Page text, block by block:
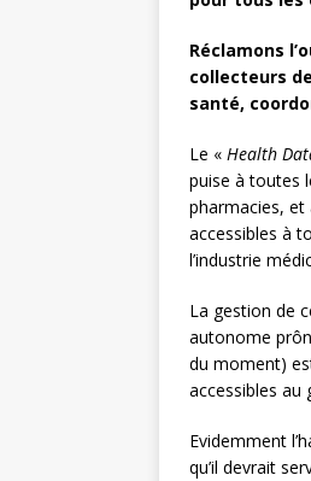
Réclamons
collecteurs
santé,
Le « Health
puise à toutes
pharmacies, et
accessibles à
l’industrie
La gestion de
autonome
du moment)
accessibles au
Evidemment
qu’il devrait